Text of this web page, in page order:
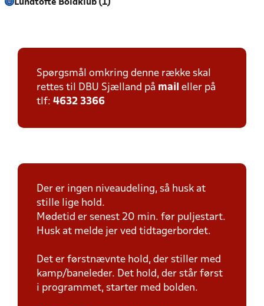
Lundtofte Boldklub (1)
Spørgsmål omkring denne række skal
rettes til DBU Sjælland på mail eller på
tlf: 4632 3366
Der er ingen niveaudeling, så husk at
stille lige hold.
Mødetid er senest 20 min. før puljestart.
Husk at melde jer ved tidtagerbordet.
Det er førstnævnte hold, der stiller med
kamp/baneleder. Det hold, der står først
i programmet, starter med bolden.